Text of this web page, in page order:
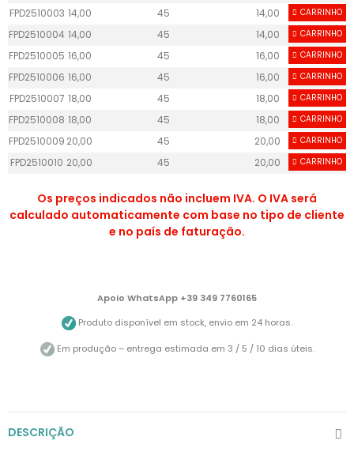
FPD2510003 14,00 45 14,00 55
CARRINHO
FPD2510004 14,00 45 14,00 55
CARRINHO
FPD2510005 16,00 45 16,00 55
CARRINHO
FPD2510006 16,00 45 16,00 55
CARRINHO
FPD2510007 18,00 45 18,00 55
CARRINHO
FPD2510008 18,00 45 18,00 55
CARRINHO
FPD2510009 20,00 45 20,00 55
CARRINHO
FPD2510010 20,00 45 20,00 55
CARRINHO
Os preços indicados não incluem IVA. O IVA será
calculado automaticamente com base no tipo de cliente
e no país de faturação.
Apoio WhatsApp +39 349 7760165
Produto disponível em stock, envio em 24 horas.
Em produção – entrega estimada em 3 / 5 / 10 dias úteis.
DESCRIÇÃO